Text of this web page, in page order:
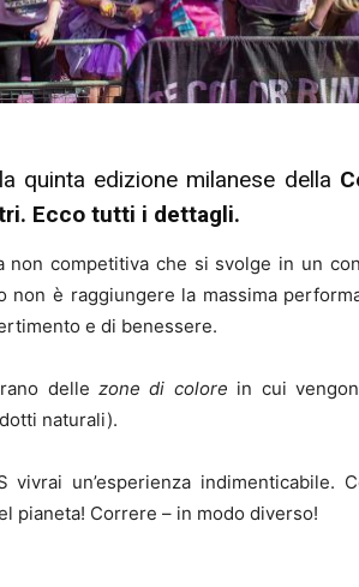
quinta edizione milanese della
Ecco tutti i dettagli.
non competitiva che si svolge in un
non è raggiungere la massima
e di benessere.
delle zone di colore in cui
naturali).
vivrai un’esperienza indimenticabile.
pianeta! Correre – in modo diverso!